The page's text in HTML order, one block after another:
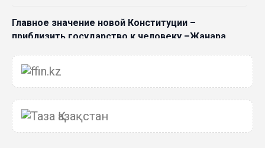
Главное значение новой Конституции –
приблизить государство к человеку –Жанара
05 Авг. 2026 16:08
Общественные наблюдатели «ДАУЫС»
рассказали о подготовке за выборами в
Курултай